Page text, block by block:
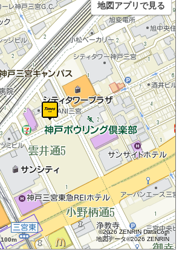
100m
©2026 ZENRIN DataCom
地図データ©2026 ZENRIN
地図アプリで見る